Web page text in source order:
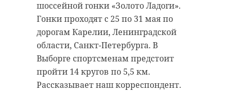
шоссейной гонки «Золото Ладоги».
Гонки проходят с 25 по 31 мая по
дорогам Карелии, Ленинградской
области, Санкт-Петербурга. В
Выборге спортсменам предстоит
пройти 14 кругов по 5,5 км.
Рассказывает наш корреспондент.
средствами в состоянии
алкогольного опьянения.
За первоенарушениеводителям
грозит штраф в размере 45 тысяч
рублей и лишение прав на срок от
полутора до двух лет. В случае
повторного задержания водителя
Праздник приурочен к Году
единства народов России и
обещает стать ярким и
незабываемым событием для всех
гостей фестиваля.
В программе запланированы
разнообразные активности для